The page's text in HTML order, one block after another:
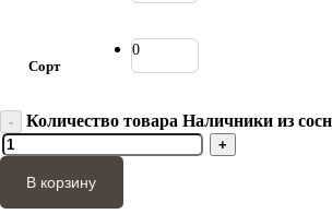
Сорт
0
Количество товара Наличники из
В корзину